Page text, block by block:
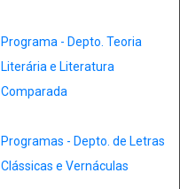
Programa - Depto. Teoria
Literária e Literatura
Comparada
Programas - Depto. de Letras
Clássicas e Vernáculas